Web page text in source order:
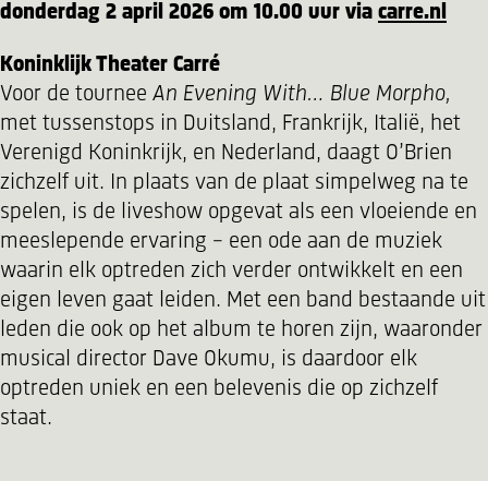
donderdag 2 april 2026 om 10.00 uur via carre.nl
Koninklijk Theater Carré
Voor de tournee An Evening With… Blue Morpho,
met tussenstops in Duitsland, Frankrijk, Italië, het
Verenigd Koninkrijk, en Nederland, daagt O’Brien
zichzelf uit. In plaats van de plaat simpelweg na te
spelen, is de liveshow opgevat als een vloeiende en
meeslepende ervaring – een ode aan de muziek
waarin elk optreden zich verder ontwikkelt en een
eigen leven gaat leiden. Met een band bestaande uit
leden die ook op het album te horen zijn, waaronder
musical director Dave Okumu, is daardoor elk
optreden uniek en een belevenis die op zichzelf
staat.